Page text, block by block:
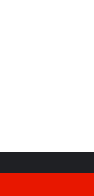
विकास कार्यों की समीक्षा